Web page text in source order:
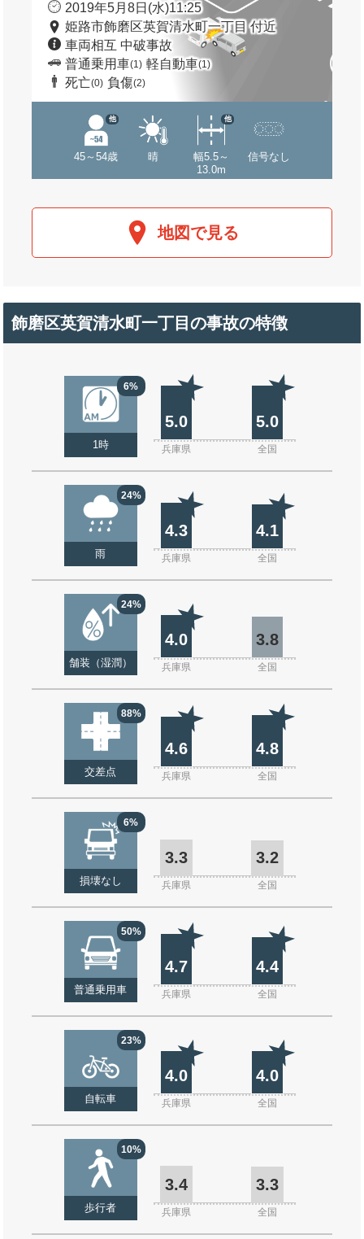
2019年5月8日(水)11:25
姫路市飾磨区英賀清水町一丁目 付近
車両相互 中破事故
普通乗用車(1) 軽自動車(1)
死亡(0) 負傷(2)
45～54歳
他
晴
幅5.5～
13.0m
他
信号なし
地図で見る
飾磨区英賀清水町一丁目の事故の特徴
6%
1時
5.0 5.0
兵庫県 全国
24%
雨
4.3 4.1
兵庫県 全国
24%
舗装（湿潤）
4.0 3.8
兵庫県 全国
88%
交差点
4.6 4.8
兵庫県 全国
6%
損壊なし
3.3 3.2
兵庫県 全国
50%
普通乗用車
4.7 4.4
兵庫県 全国
23%
自転車
4.0 4.0
兵庫県 全国
10%
歩行者
3.4 3.3
兵庫県 全国